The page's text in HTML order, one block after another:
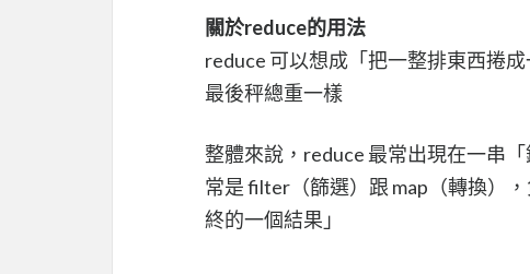
關於reduce的用法
reduce 可以想成「把一整排東西捲
最後秤總重一樣
整體來說，reduce 最常出現在一串
常是 filter（篩選）跟 map（轉換）
終的一個結果」